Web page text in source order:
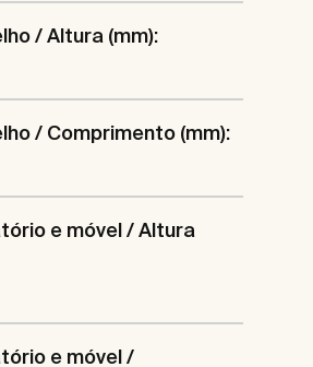
/ Altura (mm):
/ Comprimento (mm):
e móvel / Altura
e móvel /